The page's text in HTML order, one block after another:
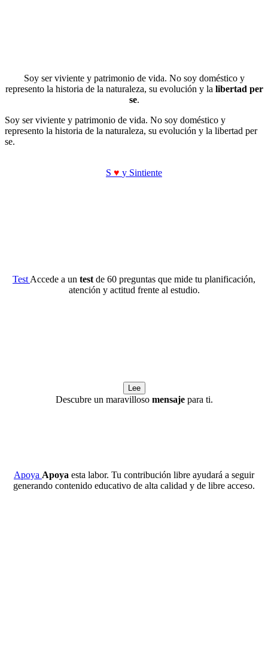
Soy ser viviente y patrimonio de vida. No soy doméstico y
represento la historia de la naturaleza, su evolución y la libertad per
se.
Soy ser viviente y patrimonio de vida. No soy doméstico y
represento la historia de la naturaleza, su evolución y la libertad per
se.
S ♥ y Sintiente
Test Accede a un test de 60 preguntas que mide tu planificación,
atención y actitud frente al estudio.
Lee
Descubre un maravilloso mensajepara ti.
Apoya Apoya esta labor. Tu contribución libre ayudará a seguir
generando contenido educativo de alta calidad y de libre acceso.